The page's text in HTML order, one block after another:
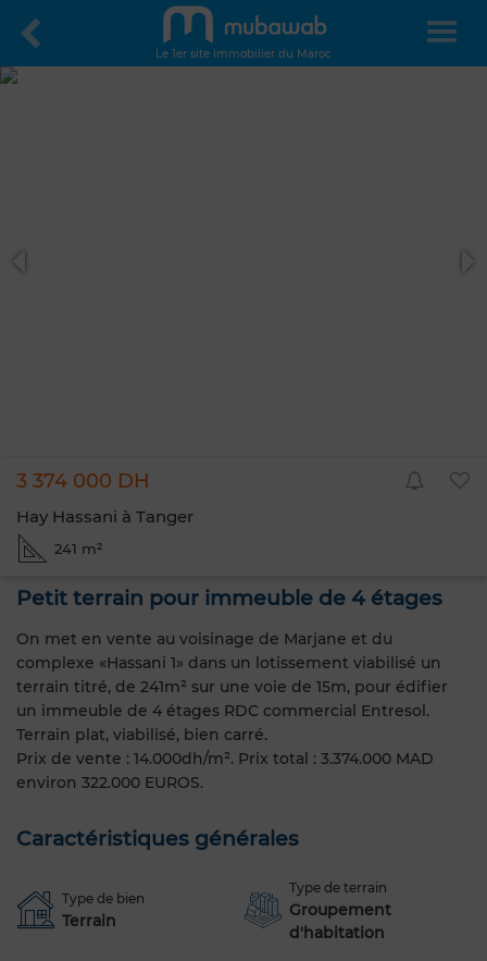
Le 1er site immobilier du Maroc
3 374 000 DH
Hay Hassani à Tanger
241 m²
Petit terrain pour immeuble de 4 étages
On met en vente au voisinage de Marjane et du
complexe «Hassani 1» dans un lotissement viabilisé un
terrain titré, de 241m² sur une voie de 15m, pour édifier
un immeuble de 4 étages RDC commercial Entresol.
Terrain plat, viabilisé, bien carré.
Prix de vente : 14.000dh/m². Prix total : 3.374.000 MAD
environ 322.000 EUROS.
Caractéristiques générales
Type de bien
Terrain
Type de terrain
Groupement
d'habitation